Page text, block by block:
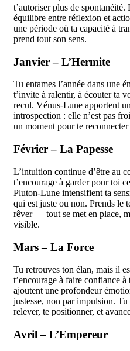
t’autoriser plus de
équilibre entre réflexion et
une période où ta capacité à
prend tout son sens.
Janvier – L’Hermite
Tu entames l’année dans une
t’invite à ralentir, à écouter ta
recul. Vénus-Lune apportent
introspection : elle n’est pas
un moment pour te
Février – La Papesse
L’intuition continue d’être au
t’encourage à garder pour toi
Pluton-Lune intensifient ta
qui est juste ou non. Prends le
rêver — tout se met en place,
visible.
Mars – La Force
Tu retrouves ton élan, mais il
t’encourage à faire confiance
ajoutent une profondeur
justesse, non par impulsion.
relever, te positionner, et
Avril – L’Empereur